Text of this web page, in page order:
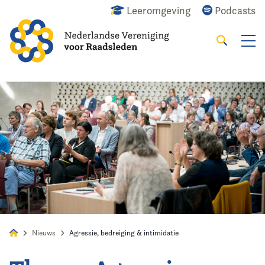
Leeromgeving Podcasts
Alles Nieuws Agenda Raadslid
Zoeken
Nieuws Agressie, bedreiging & intimidatie